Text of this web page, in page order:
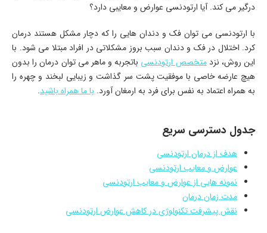
درگیر می کند. آیا ارتودنسی عوارض و معایبی دارد؟
با ارتودنسی می توان فک و دندان هایی را که دچار مشکل هستند درمان
کرد. اختلال در فک و دندان سبب بروز مشکلاتی در افراد مبتلا می شود. با
این روش، نزدمتخصص ارتودنسی باتجربه و ماهر می توان درمان را بدون
هیچ عارضه خاصی با موفقیت پشت سر گذاشت و زیبایی لبخند و چهره را
به همراه اعتماد به نفس برای فرد به ارمغان آورد. با ما همراه باشید.
جدول دسترسی سریع
هدف از درمان ارتودنسی
عوارض و معایب ارتودنسی
نمونه هایی از عوارض و معایب ارتودنسی
مدت زمان درمان
نقش پیشرفت تکنولوژی در کاهش عوارض ارتودنسی